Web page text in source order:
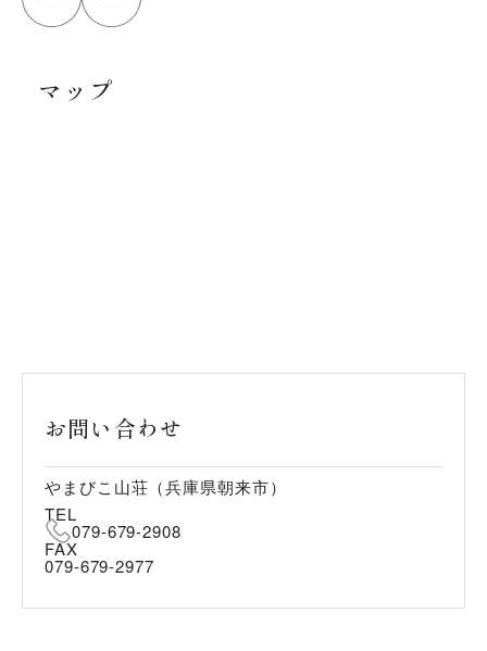
マップ
お問い合わせ
やまびこ山荘（兵庫県朝来市）
TEL
079-679-2908
FAX
079-679-2977